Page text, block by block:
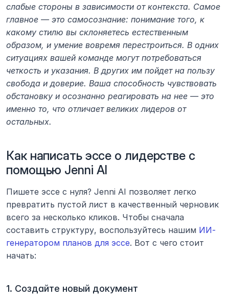
слабые стороны в зависимости от контекста. Самое
главное — это самосознание: понимание того, к
какому стилю вы склоняетесь естественным
образом, и умение вовремя перестроиться. В одних
ситуациях вашей команде могут потребоваться
четкость и указания. В других им пойдет на пользу
свобода и доверие. Ваша способность чувствовать
обстановку и осознанно реагировать на нее — это
именно то, что отличает великих лидеров от
остальных.
Как написать эссе о лидерстве с
помощью Jenni AI
Пишете эссе с нуля? Jenni AI позволяет легко
превратить пустой лист в качественный черновик
всего за несколько кликов. Чтобы сначала
составить структуру, воспользуйтесь нашим ИИ-
генератором планов для эссе. Вот с чего стоит
начать:
1. Создайте новый документ